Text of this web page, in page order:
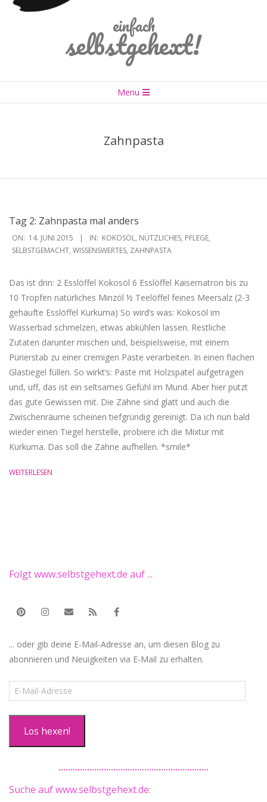
einfach
selbstgehext!
Navigation
Menu
Zahnpasta
Tag 2: Zahnpasta mal anders
2015-
06-
ON: 14. JUNI 2015 IN: KOKOSÖL, NÜTZLICHES, PFLEGE,
SELBSTGEMACHT, WISSENSWERTES, ZAHNPASTA
Das ist drin: 2 Esslöffel Kokosöl 6 Esslöffel Kaisernatron bis zu
10 Tropfen natürliches Minzöl ½ Teelöffel feines Meersalz (2-3
gehäufte Esslöffel Kurkuma) So wird’s was: Kokosöl im
Wasserbad schmelzen, etwas abkühlen lassen. Restliche
Zutaten darunter mischen und, beispielsweise, mit einem
Pürierstab zu einer cremigen Paste verarbeiten. In einen flachen
Glastiegel füllen. So wirkt‘s: Paste mit Holzspatel aufgetragen
und, uff, das ist ein seltsames Gefühl im Mund. Aber hier putzt
das gute Gewissen mit. Die Zähne sind glatt und auch die
Zwischenräume scheinen tiefgründig gereinigt. Da ich nun bald
wieder einen Tiegel herstelle, probiere ich die Mixtur mit
Kurkuma. Das soll die Zähne aufhellen. *smile*
WEITERLESEN
Folgt www.selbstgehext.de auf ...
... oder gib deine E-Mail-Adresse an, um diesen Blog zu
abonnieren und Neuigkeiten via E-Mail zu erhalten.
E-
Mail-
Los hexen!
Suche auf www.selbstgehext.de: